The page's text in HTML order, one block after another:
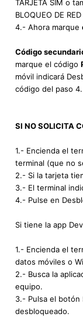
TARJETA SIM o
BLOQUEO DE RED
4.- Ahora marque
Código
marque el código
móvil indicará
código del paso 4.
SI NO SOLICITA
1.- Encienda el
terminal (que no
2.- Si la tarjeta
3.- El terminal
4.- Pulse en
Si tiene la app
1.- Encienda el
datos móviles o
2.- Busca la
equipo.
3.- Pulsa el botón
desbloqueado.